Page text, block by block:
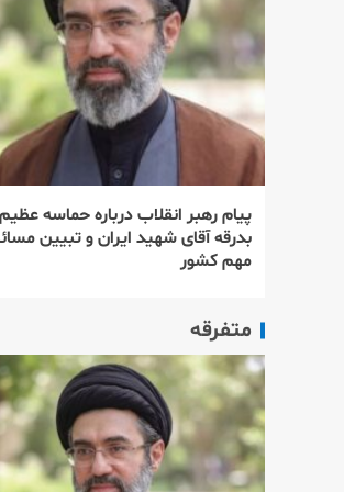
پیام رهبر انقلاب درباره حماسه عظیم
بدرقه آقای شهید ایران و تبیین
مهم کشور
متفرقه